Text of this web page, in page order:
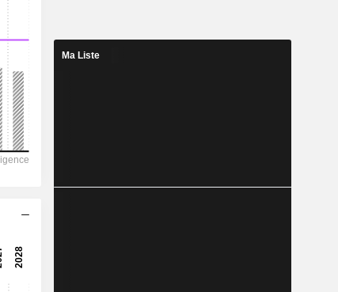
49,1 %
11 678
7 866
Ma Liste